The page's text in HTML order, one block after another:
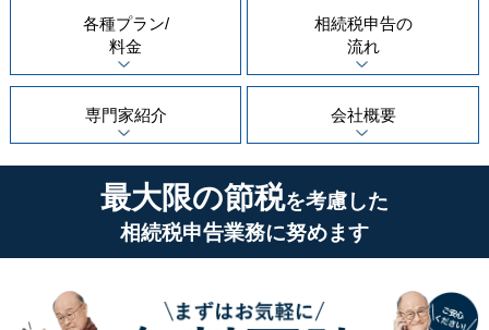
各種プラン/
料金
相続税申告の
流れ
専門家紹介 会社概要
最大限の節税を考慮した
相続税申告業務に努めます